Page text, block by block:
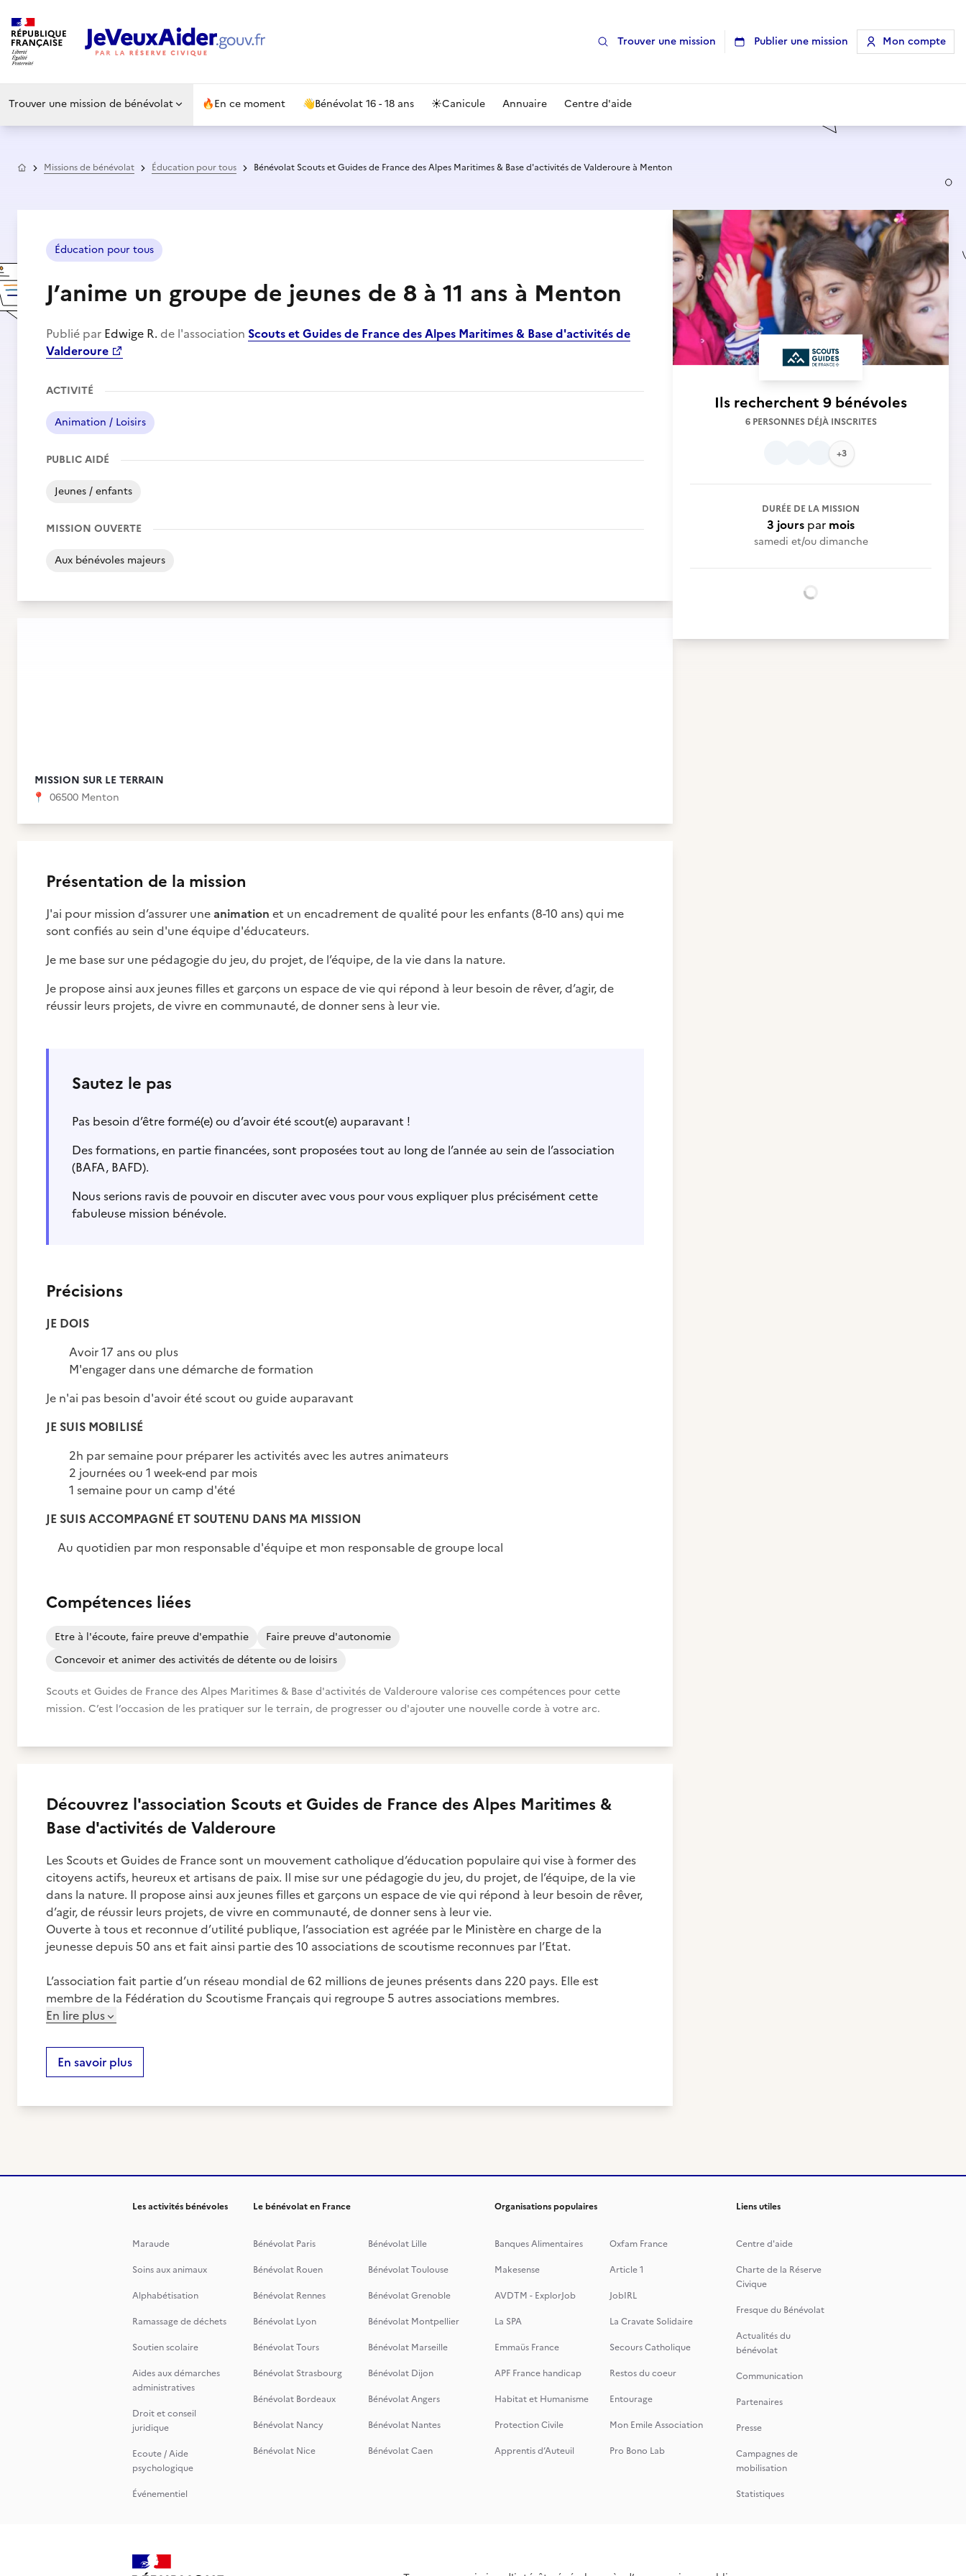
Trouver une mission Publier une mission Mon compte
Trouver une mission de bénévolat 🔥En ce moment 👋Bénévolat 16 - 18 ans ☀️Canicule Annuaire Centre d'aide
AccueilMissions de bénévolat Éducation pour tous Bénévolat Scouts et Guides de France des Alpes Maritimes & Base d'activités de Valderoure à Menton
Éducation pour tous
J’anime un groupe de jeunes de 8 à 11 ans à Menton
Publié par Edwige R. de l'association Scouts et Guides de France des Alpes Maritimes & Base d'activités de
Valderoure
ACTIVITÉ
Animation / Loisirs
PUBLIC AIDÉ
Jeunes / enfants
MISSION OUVERTE
Aux bénévoles majeurs
MISSION SUR LE TERRAIN
📍 06500 Menton
Présentation de la mission
J'ai pour mission d’assurer uneanimation et un encadrement de qualité pour les enfants (8-10 ans) qui me
sont confiés au sein d'une équipe d'éducateurs.
Je me base sur une pédagogie du jeu, du projet, de l’équipe, de la vie dans la nature.
Je propose ainsi aux jeunes filles et garçons un espace de vie qui répond à leur besoin de rêver, d’agir, de
réussir leurs projets, de vivre en communauté, de donner sens à leur vie.
Sautez le pas
Pas besoin d’être formé(e) ou d’avoir été scout(e) auparavant !
Des formations, en partie financées, sont proposées tout au long de l’année au sein de l’association
(BAFA, BAFD).
Nous serions ravis de pouvoir en discuter avec vous pour vous expliquer plus précisément cette
fabuleuse mission bénévole.
Précisions
JE DOIS
Avoir 17 ans ou plus
M'engager dans une démarche de formation
Je n'ai pas besoin d'avoir été scout ou guide auparavant
JE SUIS MOBILISÉ
2h par semaine pour préparer les activités avec les autres animateurs
2 journées ou 1 week-end par mois
1 semaine pour un camp d'été
JE SUIS ACCOMPAGNÉ ET SOUTENU DANS MA MISSION
Au quotidien par mon responsable d'équipe et mon responsable de groupe local
Compétences liées
Etre à l'écoute, faire preuve d'empathie
Faire preuve d'autonomie
Concevoir et animer des activités de détente ou de loisirs
Scouts et Guides de France des Alpes Maritimes & Base d'activités de Valderoure valorise ces compétences pour cette
mission. C’est l’occasion de les pratiquer sur le terrain, de progresser ou d'ajouter une nouvelle corde à votre arc.
Découvrez l'association Scouts et Guides de France des Alpes Maritimes &
Base d'activités de Valderoure
Les Scouts et Guides de France sont un mouvement catholique d’éducation populaire qui vise à former des
citoyens actifs, heureux et artisans de paix. Il mise sur une pédagogie du jeu, du projet, de l’équipe, de la vie
dans la nature. Il propose ainsi aux jeunes filles et garçons un espace de vie qui répond à leur besoin de rêver,
d’agir, de réussir leurs projets, de vivre en communauté, de donner sens à leur vie.
Ouverte à tous et reconnue d’utilité publique, l’association est agréée par le Ministère en charge de la
jeunesse depuis 50 ans et fait ainsi partie des 10 associations de scoutisme reconnues par l’Etat.
L’association fait partie d’un réseau mondial de 62 millions de jeunes présents dans 220 pays. Elle est
membre de la Fédération du Scoutisme Français qui regroupe 5 autres associations membres.
En lire plus
En savoir plus
Ils recherchent 9 bénévoles
6 PERSONNES DÉJÀ INSCRITES
+3
DURÉE DE LA MISSION
3 jours par mois
samedi et/ou dimanche
Chargement...
Les activités bénévoles
Maraude
Soins aux animaux
Alphabétisation
Ramassage de déchets
Soutien scolaire
Aides aux démarches
administratives
Droit et conseil
juridique
Ecoute / Aide
psychologique
Événementiel
Le bénévolat en France
Bénévolat Paris
Bénévolat Lille
Bénévolat Rouen
Bénévolat Toulouse
Bénévolat Rennes
Bénévolat Grenoble
Bénévolat Lyon
Bénévolat Montpellier
Bénévolat Tours
Bénévolat Marseille
Bénévolat Strasbourg
Bénévolat Dijon
Bénévolat Bordeaux
Bénévolat Angers
Bénévolat Nancy
Bénévolat Nantes
Bénévolat Nice
Bénévolat Caen
Organisations populaires
Banques Alimentaires
Oxfam France
Makesense
Article 1
AVDTM - ExplorJob
JobIRL
La SPA
La Cravate Solidaire
Emmaüs France
Secours Catholique
APF France handicap
Restos du coeur
Habitat et Humanisme
Entourage
Protection Civile
Mon Emile Association
Apprentis d’Auteuil
Pro Bono Lab
Liens utiles
Centre d'aide
Charte de la Réserve
Civique
Fresque du Bénévolat
Actualités du
bénévolat
Communication
Partenaires
Presse
Campagnes de
mobilisation
Statistiques